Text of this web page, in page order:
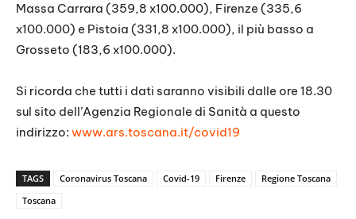
Massa Carrara (359,8 x100.000), Firenze (335,6
x100.000) e Pistoia (331,8 x100.000), il più basso a
Grosseto (183,6 x100.000).
Si ricorda che tutti i dati saranno visibili dalle ore 18.30
sul sito dell’Agenzia Regionale di Sanità a questo
indirizzo: www.ars.toscana.it/covid19
TAGS Coronavirus Toscana Covid-19 Firenze
Regione Toscana
Toscana